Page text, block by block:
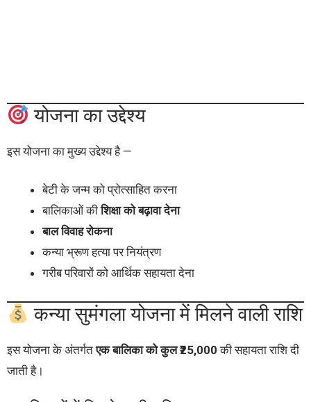
योजना का उद्देश्य
इस योजना का मुख्य उद्देश्य है —
बेटी के जन्म को प्रोत्साहित करना
बालिकाओं कीशिक्षा को बढ़ावा देना
बाल विवाह रोकना
कन्या भ्रूण हत्या पर नियंत्रण
गरीब परिवारों को आर्थिक सहायता देना
कन्या सुमंगला योजना में मिलने वाली राशि
इस योजना के अंतर्गतएक बालिका को कुल ₹25,000 की सहायता राशि दी
जाती है।